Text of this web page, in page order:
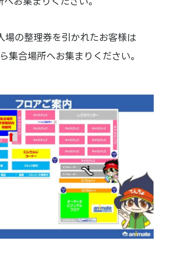
の整理券を引かれたお客様は
集合場所へお集まりください。